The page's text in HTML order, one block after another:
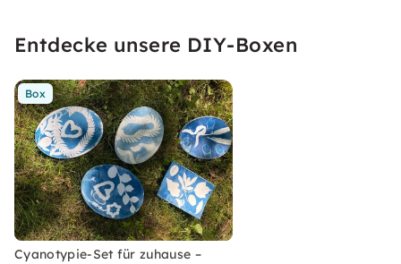
Entdecke unsere DIY-Boxen
Box
Cyanotypie-Set für zuhause –